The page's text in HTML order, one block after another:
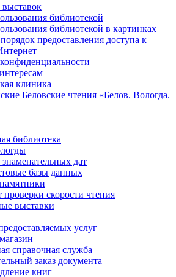
выставок
библиотекой
библиотекой в картинках
предоставления доступа к
клиника
Беловские чтения «Белов. Вологда.
библиотека
дат
базы данных
проверки скорости чтения
выставки
услуг
справочная служба
заказ документа
книг